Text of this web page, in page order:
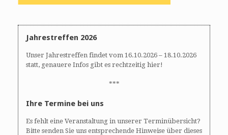
Jahrestreffen 2026
Unser Jahrestreffen findet vom 16.10.2026 – 18.10.2026
statt, genauere Infos gibt es rechtzeitig hier!
***
Ihre Termine bei uns
Es fehlt eine Veranstaltung in unserer Terminübersicht?
Bitte senden Sie uns entsprechende Hinweise über dieses